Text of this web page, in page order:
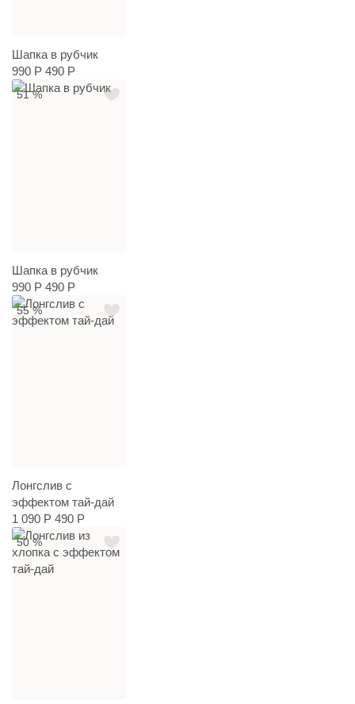
Шапка в рубчик
990 Р 490 Р
51 %
Шапка в рубчик
990 Р 490 Р
55 %
Лонгслив с
эффектом тай-дай
1 090 Р 490 Р
50 %